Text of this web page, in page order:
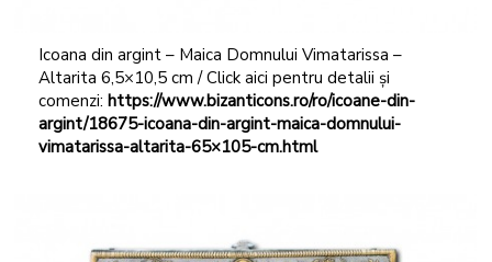
Icoana din argint – Maica Domnului Vimatarissa –
Altarita 6,5×10,5 cm / Click aici pentru detalii și
comenzi: https://www.bizanticons.ro/ro/icoane-din-
argint/18675-icoana-din-argint-maica-domnului-
vimatarissa-altarita-65×105-cm.html